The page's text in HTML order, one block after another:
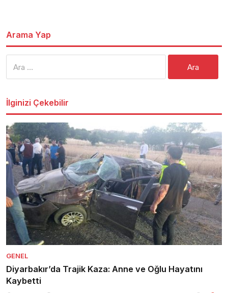
Arama Yap
İlginizi Çekebilir
GENEL
Diyarbakır’da Trajik Kaza: Anne ve Oğlu Hayatını
Kaybetti